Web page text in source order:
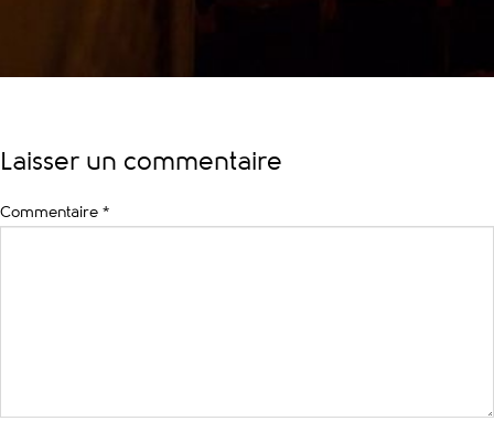
Laisser un commentaire
Commentaire *